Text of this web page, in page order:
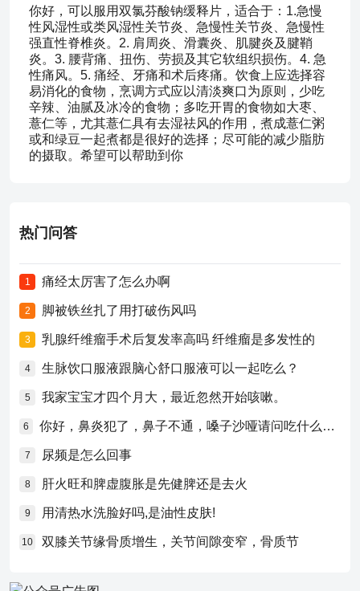
你好，可以服用双氯芬酸钠缓释片，适合于：1.急慢
性风湿性或类风湿性关节炎、急慢性关节炎、急慢性
强直性脊椎炎。2. 肩周炎、滑囊炎、肌腱炎及腱鞘
炎。3. 腰背痛、扭伤、劳损及其它软组织损伤。4. 急
性痛风。5. 痛经、牙痛和术后疼痛。饮食上应选择容
易消化的食物，烹调方式应以清淡爽口为原则，少吃
辛辣、油腻及冰冷的食物；多吃开胃的食物如大枣、
薏仁等，尤其薏仁具有去湿祛风的作用，煮成薏仁粥
或和绿豆一起煮都是很好的选择；尽可能的减少脂肪
的摄取。希望可以帮助到你
热门问答
1 痛经太厉害了怎么办啊
2 脚被铁丝扎了用打破伤风吗
3 乳腺纤维瘤手术后复发率高吗 纤维瘤是多发性的
4 生脉饮口服液跟脑心舒口服液可以一起吃么？
5 我家宝宝才四个月大，最近忽然开始咳嗽。
6 你好，鼻炎犯了，鼻子不通，嗓子沙哑请问吃什么药比较好？
7 尿频是怎么回事
8 肝火旺和脾虚腹胀是先健脾还是去火
9 用清热水洗脸好吗,是油性皮肤!
10 双膝关节缘骨质增生，关节间隙变窄，骨质节